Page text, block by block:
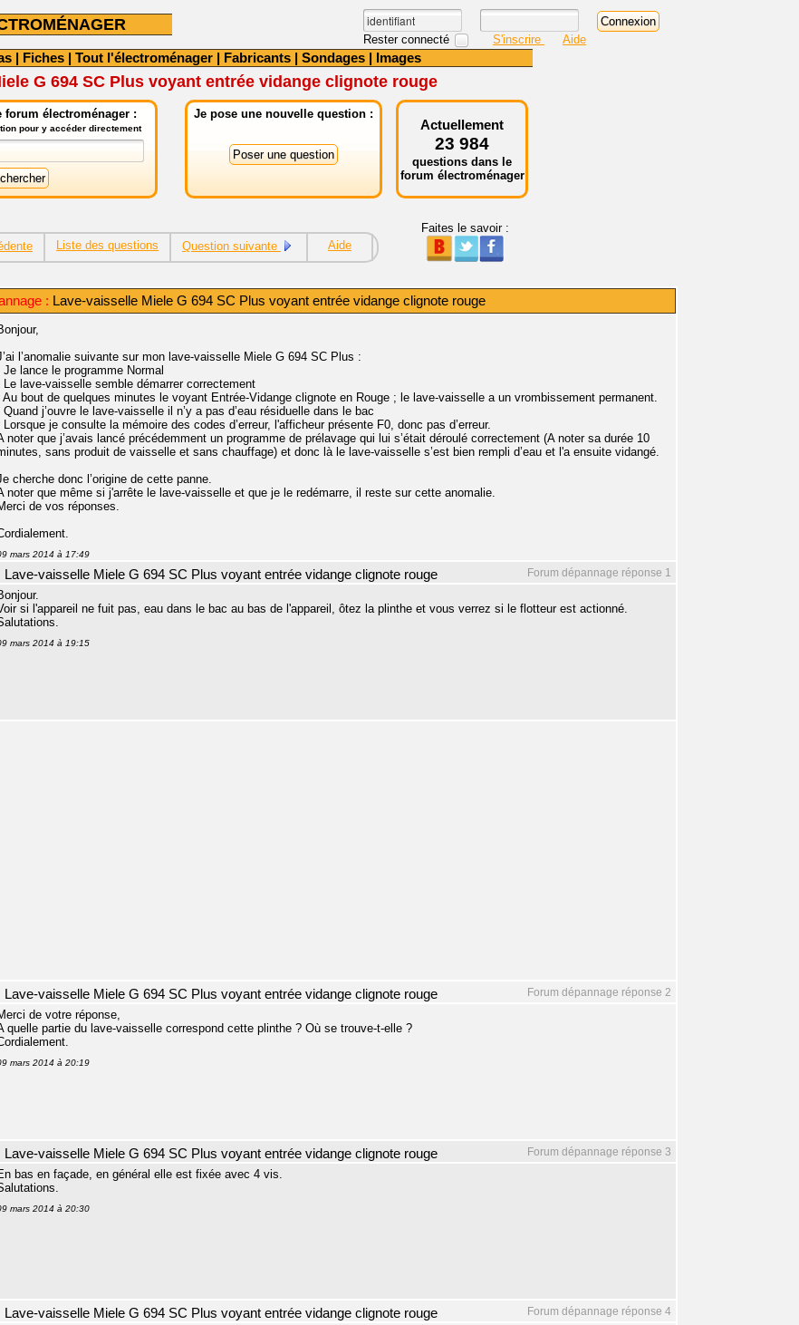
Rester connecté S'inscrire Aide
| Fiches | Tout l'électroménager | Fabricants | Sondages | Images
G 694 SC Plus voyant entrée vidange clignote rouge
forum électroménager :
pour y accéder directement
Je pose une nouvelle question :
Actuellement
23 984
questions dans le
forum électroménager
Liste des questions Question suivante Aide
Faites le savoir :
: Lave-vaisselle Miele G 694 SC Plus voyant entrée vidange clignote rouge
l’anomalie suivante sur mon lave-vaisselle Miele G 694 SC Plus :
Je lance le programme Normal
Le lave-vaisselle semble démarrer correctement
Au bout de quelques minutes le voyant Entrée-Vidange clignote en Rouge ; le lave-vaisselle a un vrombissement permanent.
Quand j’ouvre le lave-vaisselle il n’y a pas d’eau résiduelle dans le bac
Lorsque je consulte la mémoire des codes d’erreur, l'afficheur présente F0, donc pas d’erreur.
noter que j’avais lancé précédemment un programme de prélavage qui lui s’était déroulé correctement (A noter sa durée 10
sans produit de vaisselle et sans chauffage) et donc là le lave-vaisselle s’est bien rempli d’eau et l'a ensuite vidangé.
cherche donc l’origine de cette panne.
noter que même si j'arrête le lave-vaisselle et que je le redémarre, il reste sur cette anomalie.
de vos réponses.
mars 2014 à 17:49
Forum dépannage réponse 1
Lave-vaisselle Miele G 694 SC Plus voyant entrée vidange clignote rouge
si l'appareil ne fuit pas, eau dans le bac au bas de l'appareil, ôtez la plinthe et vous verrez si le flotteur est actionné.
mars 2014 à 19:15
Forum dépannage réponse 2
Lave-vaisselle Miele G 694 SC Plus voyant entrée vidange clignote rouge
de votre réponse,
quelle partie du lave-vaisselle correspond cette plinthe ? Où se trouve-t-elle ?
mars 2014 à 20:19
Forum dépannage réponse 3
Lave-vaisselle Miele G 694 SC Plus voyant entrée vidange clignote rouge
bas en façade, en général elle est fixée avec 4 vis.
mars 2014 à 20:30
Forum dépannage réponse 4
Lave-vaisselle Miele G 694 SC Plus voyant entrée vidange clignote rouge